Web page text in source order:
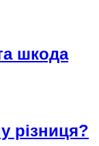
шкода
різниця?